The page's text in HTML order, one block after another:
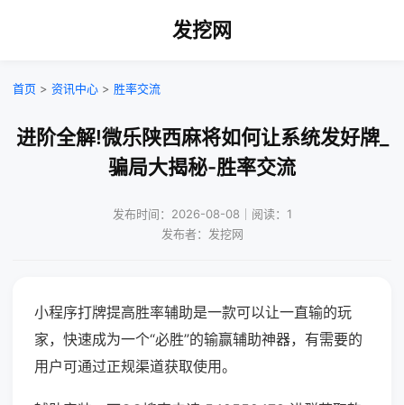
发挖网
首页 > 资讯中心 > 胜率交流
进阶全解!微乐陕西麻将如何让系统发好牌_
骗局大揭秘-胜率交流
发布时间：2026-08-08｜阅读：1
发布者：发挖网
小程序打牌提高胜率辅助是一款可以让一直输的玩
家，快速成为一个“必胜”的输赢辅助神器，有需要的
用户可通过正规渠道获取使用。